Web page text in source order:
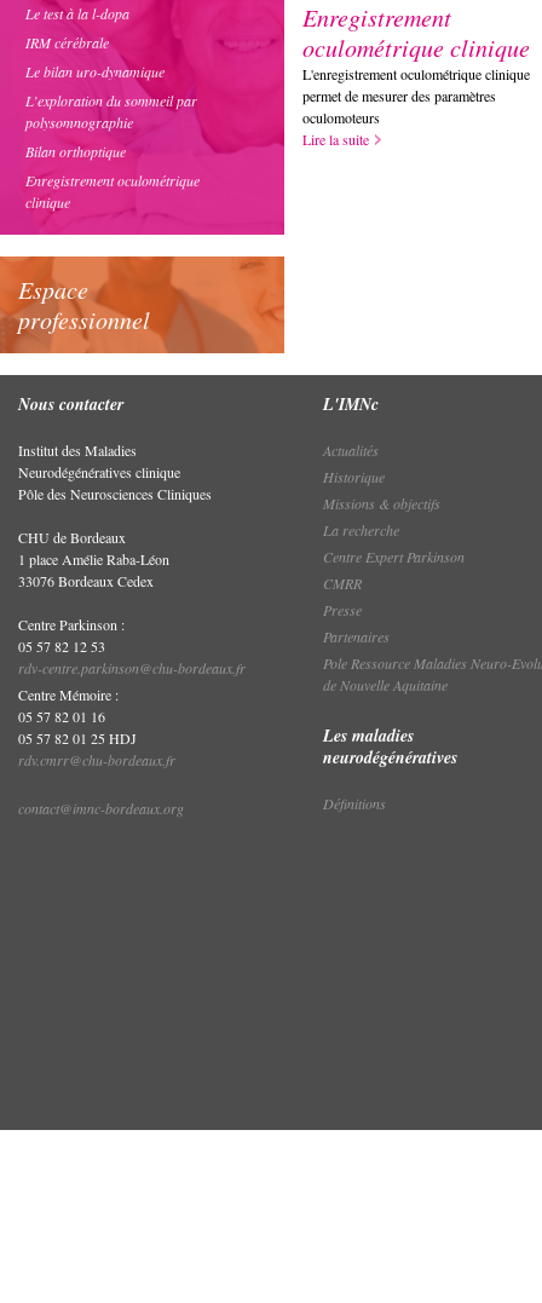
Le test à la l-dopa
IRM cérébrale
Le bilan uro-dynamique
L’exploration du sommeil par
polysomnographie
Bilan orthoptique
Enregistrement oculométrique
clinique
Espace
professionnel
Enregistrement
oculométrique clinique
L'enregistrement oculométrique clinique
permet de mesurer des paramètres
oculomoteurs
Lire la suite
Nous contacter
Institut des Maladies
Neurodégénératives clinique
Pôle des Neurosciences Cliniques
CHU de Bordeaux
1 place Amélie Raba-Léon
33076 Bordeaux Cedex
Centre Parkinson :
05 57 82 12 53
rdv-centre.parkinson@chu-bordeaux.fr
Centre Mémoire :
05 57 82 01 16
05 57 82 01 25 HDJ
rdv.cmrr@chu-bordeaux.fr
contact@imnc-bordeaux.org
L'IMNc
Actualités
Historique
Missions & objectifs
La recherche
Centre Expert Parkinson
CMRR
Presse
Partenaires
Pole Ressource Maladies Neuro-
de Nouvelle Aquitaine
Les maladies
neurodégénératives
Définitions